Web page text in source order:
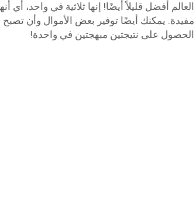
العالم أفضل قليلاً أيضًا! إنها ثلاثية في واحد،
مفيدة. يمكنك أيضًا توفير بعض الأموال وأن
الحصول على نتيجتين مبهجتين في واحدة!